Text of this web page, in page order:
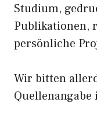
Studium,
Publikationen,
persönliche
Wir bitten